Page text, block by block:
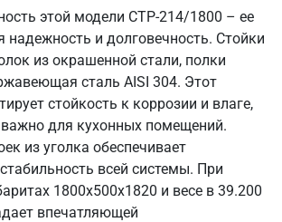
этой модели СТР-214/1800 – ее
надежность и долговечность. Стойки
из окрашенной стали, полки
сталь AISI 304. Этот
стойкость к коррозии и влаге,
важно для кухонных помещений.
из уголка обеспечивает
всей системы. При
1800х500х1820 и весе в 39.200
впечатляющей